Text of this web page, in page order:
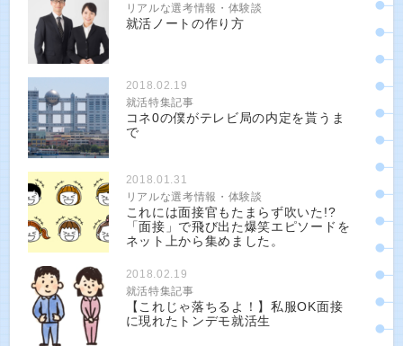
リアルな選考情報・体験談
就活ノートの作り方
2018.02.19
就活特集記事
コネ0の僕がテレビ局の内定を貰うま
で
2018.01.31
リアルな選考情報・体験談
これには面接官もたまらず吹いた!?
「面接」で飛び出た爆笑エピソードを
ネット上から集めました。
2018.02.19
就活特集記事
【これじゃ落ちるよ！】私服OK面接
に現れたトンデモ就活生